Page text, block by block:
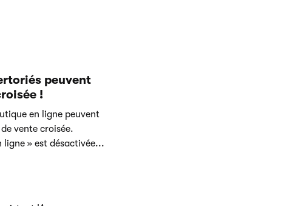
peuvent
!
en ligne peuvent
vente croisée.
ligne » est désactivée...